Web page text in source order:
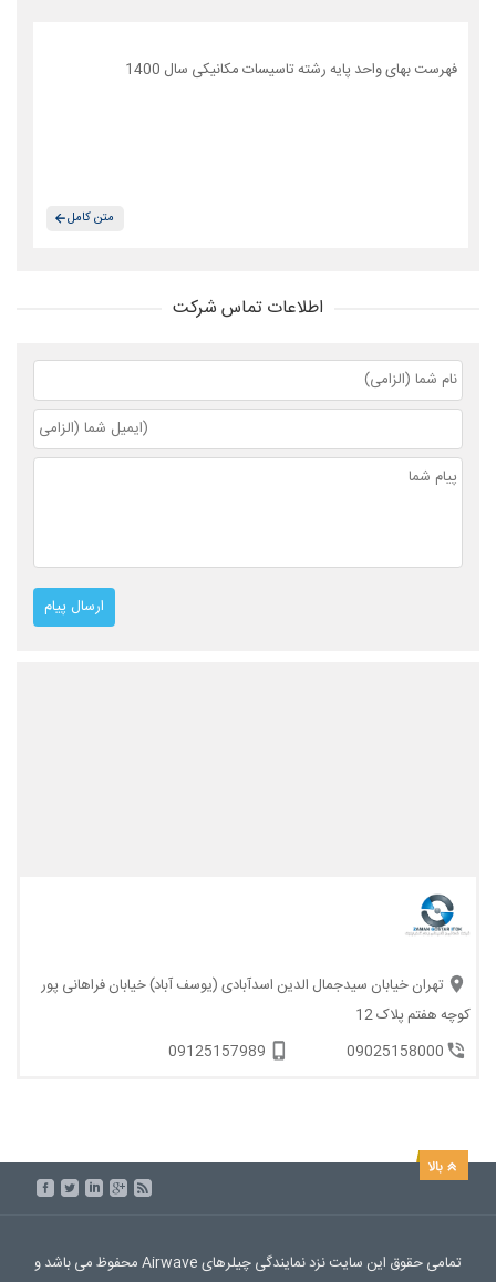
فهرست بهای واحد پایه رشته تاسیسات مکانیکی سال 1400
متن کامل
اطلاعات تماس شرکت
تهران خیابان سیدجمال الدین اسدآبادی (یوسف آباد) خیابان فراهانی پور
کوچه هفتم پلاک 12
09025158000
09125157989
تمامی حقوق این سایت نزد نمایندگی چیلرهای Airwave محفوظ می باشد و